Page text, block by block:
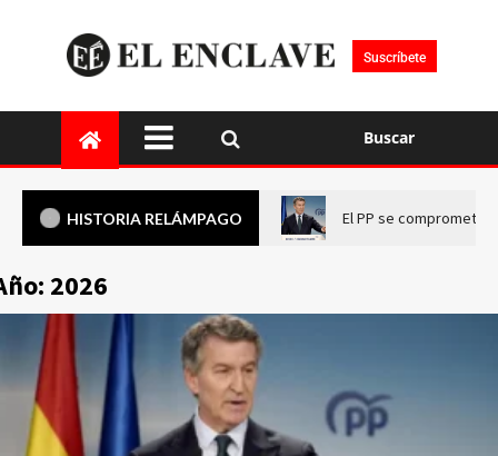
Suscríbete
Buscar
HISTORIA RELÁMPAGO El PP se compromete
2026